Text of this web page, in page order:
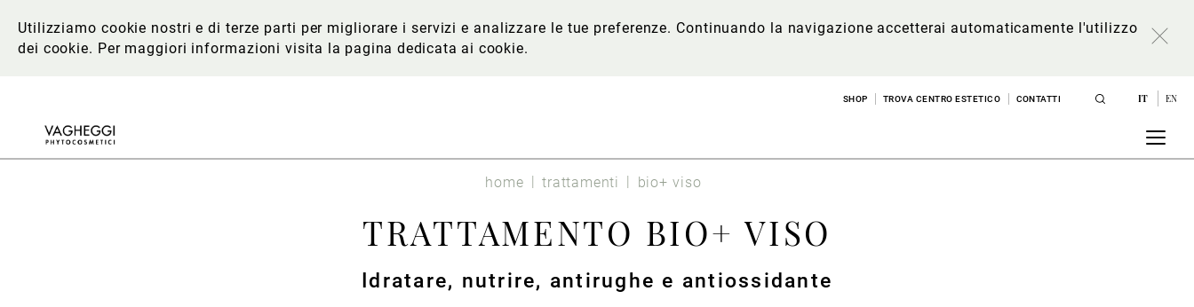
Utilizziamo cookie nostri e di terze parti per migliorare i servizi e analizzare le tue preferenze. Continuando la navigazione accetterai automaticamente l'utilizzo
dei cookie. Per maggiori informazionivisita la pagina dedicata ai cookie.
SHOP TROVA CENTRO ESTETICO CONTATTI IT EN
home trattamenti bio+ viso
TRATTAMENTO BIO+ VISO
Idratare, nutrire, antirughe e antiossidante